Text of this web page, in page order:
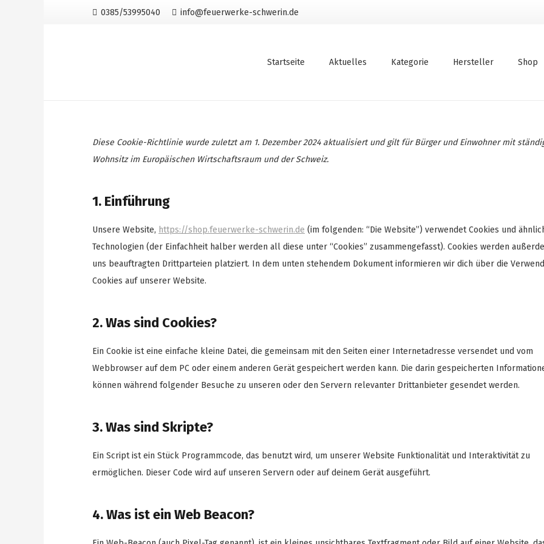
0385/53995040 info@feuerwerke-schwerin.de
Startseite Aktuelles Kategorie Hersteller Shop
Diese Cookie-Richtlinie wurde zuletzt am 1. Dezember 2024 aktualisiert und gilt für Bürger und Einwohner mit
Wohnsitz im Europäischen Wirtschaftsraum und der Schweiz.
1. Einführung
Unsere Website, https://shop.feuerwerke-schwerin.de (im folgenden: “Die Website”) verwendet Cookies und
Technologien (der Einfachheit halber werden all diese unter “Cookies” zusammengefasst). Cookies werden
uns beauftragten Drittparteien platziert. In dem unten stehendem Dokument informieren wir dich über die
Cookies auf unserer Website.
2. Was sind Cookies?
Ein Cookie ist eine einfache kleine Datei, die gemeinsam mit den Seiten einer Internetadresse versendet und vom
Webbrowser auf dem PC oder einem anderen Gerät gespeichert werden kann. Die darin gespeicherten
können während folgender Besuche zu unseren oder den Servern relevanter Drittanbieter gesendet werden.
3. Was sind Skripte?
Ein Script ist ein Stück Programmcode, das benutzt wird, um unserer Website Funktionalität und Interaktivität zu
ermöglichen. Dieser Code wird auf unseren Servern oder auf deinem Gerät ausgeführt.
4. Was ist ein Web Beacon?